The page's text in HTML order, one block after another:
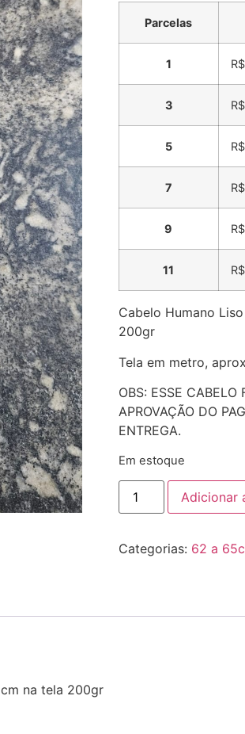
Parcelas
1 R$
3 R$
5 R$
7 R$
9 R$
11 R$
Cabelo Humano
200gr
Tela em metro,
OBS: ESSE CABELO
APROVAÇÃO DO
ENTREGA.
Em estoque
Adicionar
Categorias: 62 a
na tela 200gr